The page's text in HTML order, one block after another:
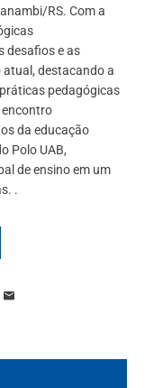
RS. Com a
desafios e as
destacando a
pedagógicas
da educação
Polo UAB,
de ensino em um
.